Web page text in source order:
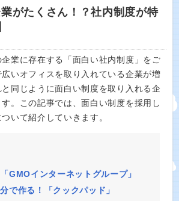
業がたくさん！？社内制度が特
業に存在する「面白い社内制度」をご
いオフィスを取り入れている企業が増
同じように面白い制度を取り入れる企
。この記事では、面白い制度を採用し
いて紹介していきます。
GMOインターネットグループ」
で作る！「クックパッド」